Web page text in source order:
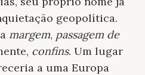
geopolítica.
margem, passagem de
confins. Um lugar
a uma Europa